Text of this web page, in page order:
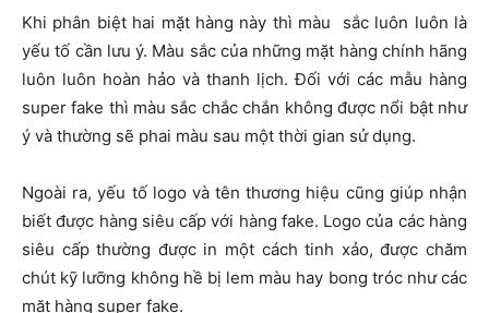
Khi phân biệt hai mặt hàng này thì màu sắc luôn luôn là
yếu tố cần lưu ý. Màu sắc của những mặt hàng chính hãng
luôn luôn hoàn hảo và thanh lịch. Đối với các mẫu hàng
super fake thì màu sắc chắc chắn không được nổi bật như
ý và thường sẽ phai màu sau một thời gian sử dụng.
Ngoài ra, yếu tố logo và tên thương hiệu cũng giúp nhận
biết được hàng siêu cấp với hàng fake. Logo của các hàng
siêu cấp thường được in một cách tinh xảo, được chăm
chút kỹ lưỡng không hề bị lem màu hay bong tróc như các
mặt hàng super fake.